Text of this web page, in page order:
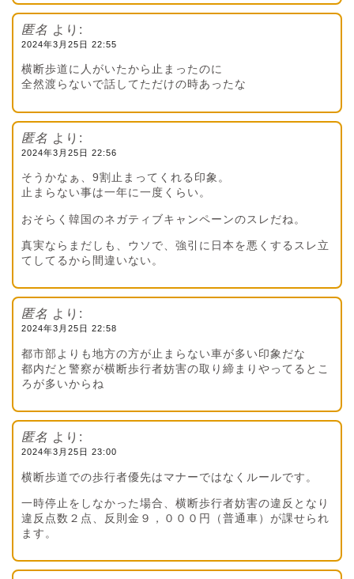
匿名 より:
2024年3月25日 22:55
横断歩道に人がいたから止まったのに
全然渡らないで話してただけの時あったな
匿名 より:
2024年3月25日 22:56
そうかなぁ、9割止まってくれる印象。
止まらない事は一年に一度くらい。
おそらく韓国のネガティブキャンペーンのスレだね。
真実ならまだしも、ウソで、強引に日本を悪くするスレ立
てしてるから間違いない。
匿名 より:
2024年3月25日 22:58
都市部よりも地方の方が止まらない車が多い印象だな
都内だと警察が横断歩行者妨害の取り締まりやってるとこ
ろが多いからね
匿名 より:
2024年3月25日 23:00
横断歩道での歩行者優先はマナーではなくルールです。
一時停止をしなかった場合、横断歩行者妨害の違反となり
違反点数２点、反則金９，０００円（普通車）が課せられ
ます。